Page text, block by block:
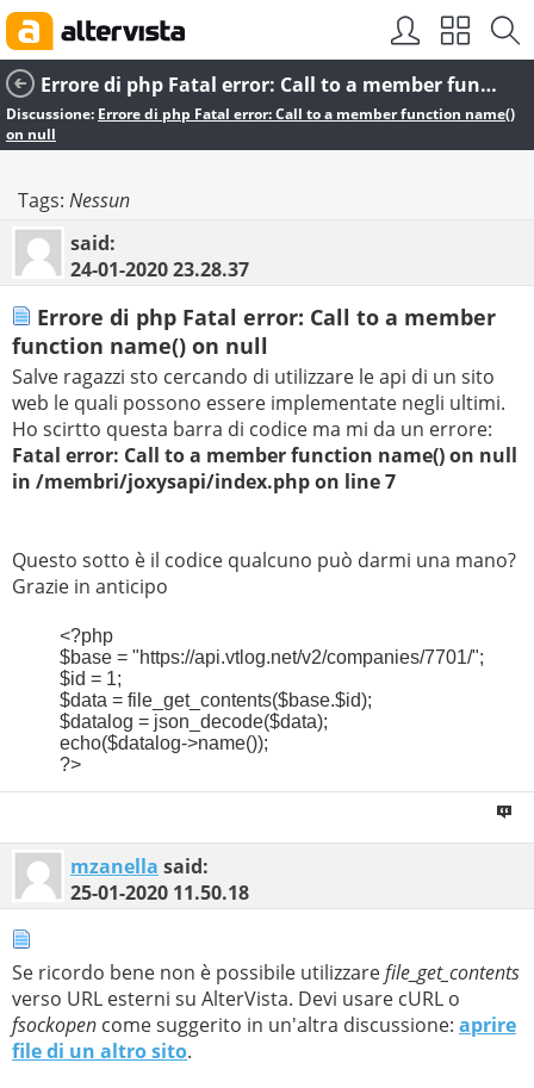
Errore di php Fatal error: Call to a member function name() on null
Discussione: Errore di php Fatal error: Call to a member function name()
on null
Tags: Nessun
said:
24-01-202023.28.37
Errore di php Fatal error: Call to a member
function name() on null
Salve ragazzi sto cercando di utilizzare le api di un sito
web le quali possono essere implementate negli ultimi.
Ho scirtto questa barra di codice ma mi da un errore:
Fatal error: Call to a member function name() on null
in /membri/joxysapi/index.php on line 7
Questo sotto è il codice qualcuno può darmi una mano?
Grazie in anticipo
<?php
$base = "https://api.vtlog.net/v2/companies/7701/";
$id = 1;
$data = file_get_contents($base.$id);
$datalog = json_decode($data);
echo($datalog->name());
?>
mzanella said:
25-01-2020 11.50.18
Se ricordo bene non è possibile utilizzarefile_get_contents
verso URL esterni su AlterVista. Devi usare cURL o
fsockopen come suggerito in un'altra discussione: aprire
file di un altro sito.